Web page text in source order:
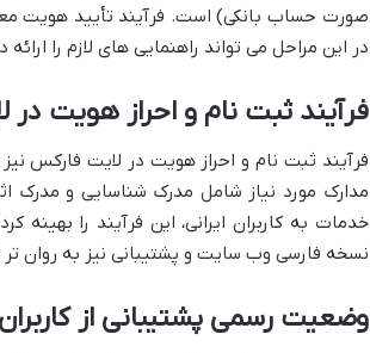
صورت حساب بانکی) است. فرآیند تأیید هویت
در این مراحل می تواند راهنمایی های لازم را ارائه
فرآیند ثبت نام و احراز هویت
فرآیند ثبت نام و احراز هویت در لایت فارکس
مدارک مورد نیاز شامل مدرک شناسایی و مدرک
خدمات به کاربران ایرانی، این فرآیند را
نسخه فارسی وب سایت و پشتیبانی نیز به روان
وضعیت رسمی پشتیبانی از کاربران